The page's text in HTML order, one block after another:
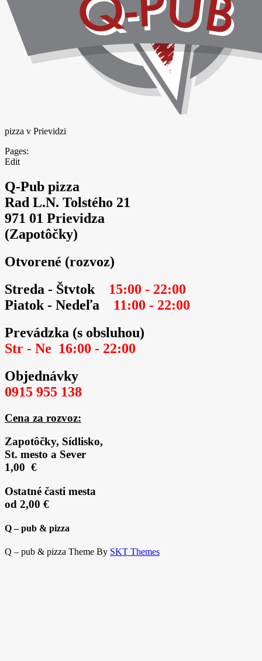
pizza v Prievidzi
Pages:
Edit
Q-Pub pizza
Rad L.N. Tolstého 21
971 01 Prievidza
(Zapotôčky)
Otvorené (rozvoz)
Streda - Štvtok 15:00 - 22:00
Piatok - Nedeľa 11:00 - 22:00
Prevádzka (s obsluhou)
Str - Ne 16:00 - 22:00
Objednávky
0915 955 138
Cena za rozvoz:
Zapotôčky, Sídlisko,
St. mesto a Sever
1,00 €
Ostatné časti mesta
od 2,00 €
Q – pub & pizza
Q – pub & pizza Theme By SKT Themes